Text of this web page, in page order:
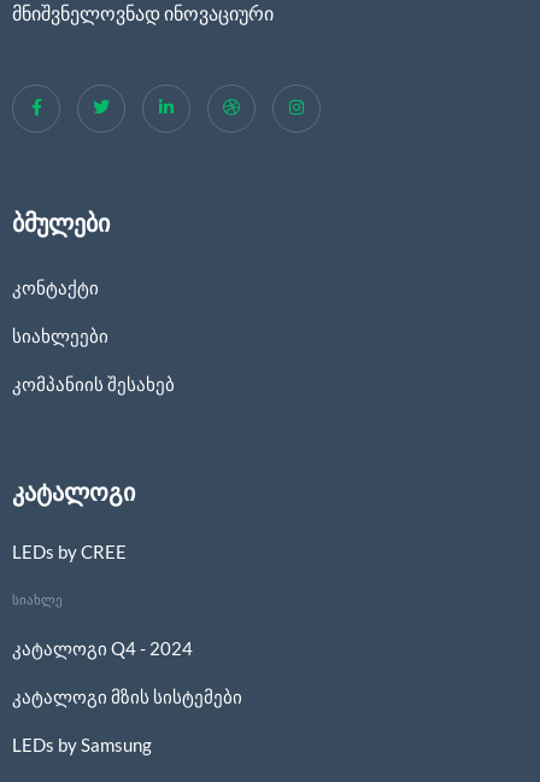
მნიშვნელოვნად ინოვაციური
ბმულები
კონტაქტი
სიახლეები
კომპანიის შესახებ
კატალოგი
LEDs by CREE
სიახლე
კატალოგი Q4 - 2024
კატალოგი მზის სისტემები
LEDs by Samsung